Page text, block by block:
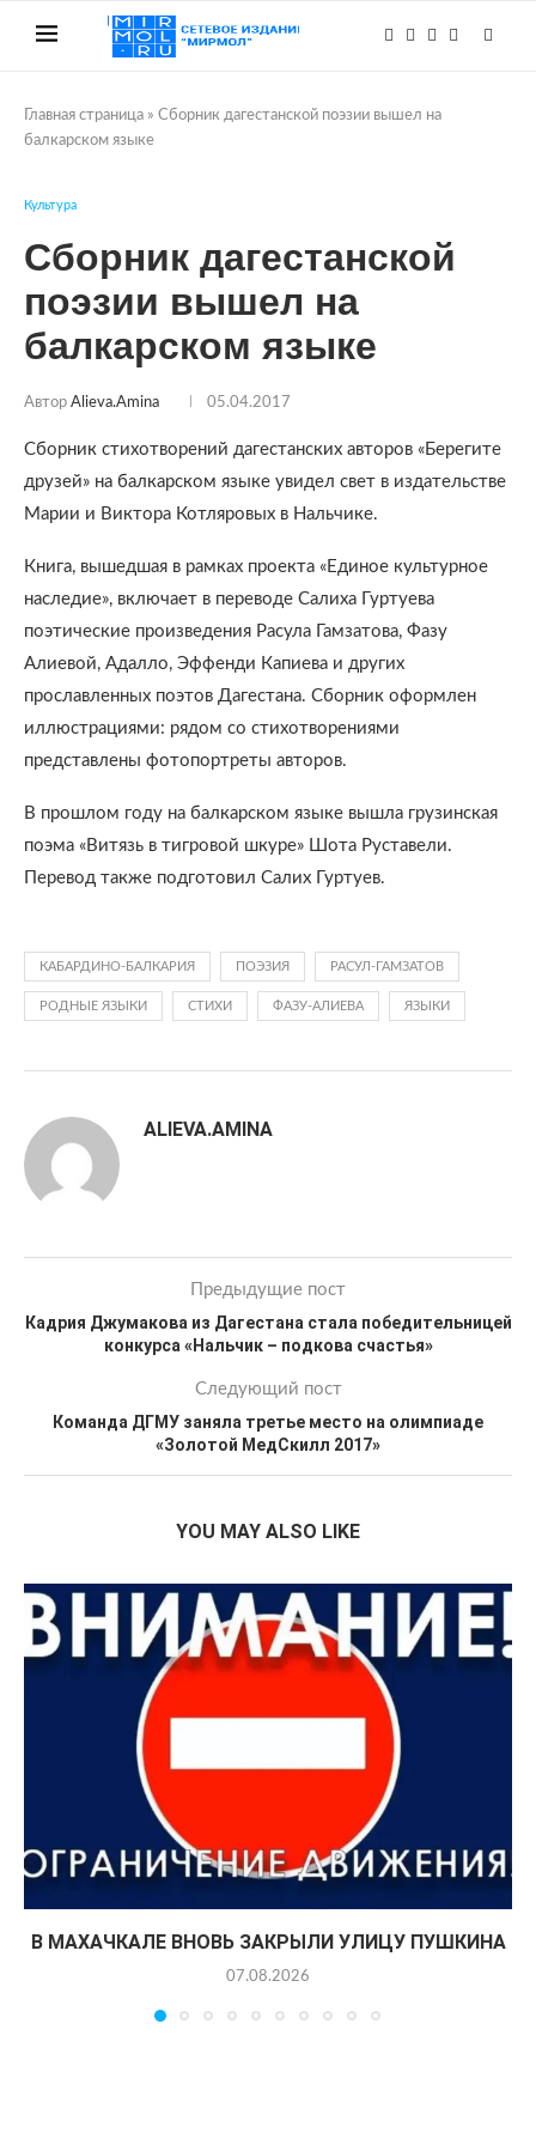
Главная страница » Сборник дагестанской поэзии вышел на
балкарском языке
Культура
Сборник дагестанской
поэзии вышел на
балкарском языке
Автор Alieva.amina 05.04.2017
Сборник стихотворений дагестанских авторов «Берегите
друзей» на балкарском языке увидел свет в издательстве
Марии и Виктора Котляровых в Нальчике.
Книга, вышедшая в рамках проекта «Единое культурное
наследие», включает в переводе Салиха Гуртуева
поэтические произведения Расула Гамзатова, Фазу
Алиевой, Адалло, Эффенди Капиева и других
прославленных поэтов Дагестана. Сборник оформлен
иллюстрациями: рядом со стихотворениями
представлены фотопортреты авторов.
В прошлом году на балкарском языке вышла грузинская
поэма «Витязь в тигровой шкуре» Шота Руставели.
Перевод также подготовил Салих Гуртуев.
КАБАРДИНО-БАЛКАРИЯ ПОЭЗИЯ РАСУЛ-ГАМЗАТОВ
РОДНЫЕ ЯЗЫКИ СТИХИ ФАЗУ-АЛИЕВА ЯЗЫКИ
ALIEVA.AMINA
Предыдущие пост
Кадрия Джумакова из Дагестана стала победительницей
конкурса «Нальчик – подкова счастья»
Следующий пост
Команда ДГМУ заняла третье место на олимпиаде
«Золотой МедСкилл 2017»
YOU MAY ALSO LIKE
В МАХАЧКАЛЕ ВНОВЬ ЗАКРЫЛИ УЛИЦУ ПУШКИНА
07.08.2026